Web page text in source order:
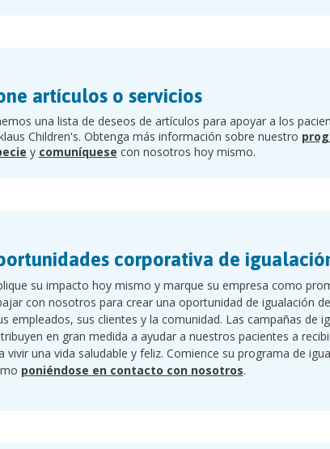
artículos o servicios
una lista de deseos de artículos para apoyar a los
Children's. Obtenga más información sobre nuestro
y comuníquese con nosotros hoy mismo.
corporativa de
su impacto hoy mismo y marque su empresa como
con nosotros para crear una oportunidad de igualación
empleados, sus clientes y la comunidad. Las campañas de
en gran medida a ayudar a nuestros pacientes a
vivir una vida saludable y feliz. Comience su programa de
poniéndose en contacto con nosotros.